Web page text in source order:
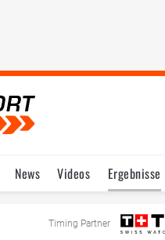
News Videos Ergebnisse
Timing Partner